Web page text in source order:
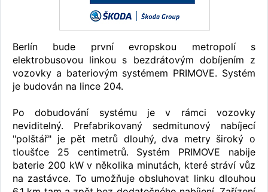
Berlín bude první evropskou metropolí s
elektrobusovou linkou s bezdrátovým dobíjením z
vozovky a bateriovým systémem PRIMOVE. Systém
je budován na lince 204.
Po dobudování systému je v rámci vozovky
neviditelný. Prefabrikovaný sedmitunový nabíjecí
"polštář" je pět metrů dlouhý, dva metry široký o
tloušťce 25 centimetrů. Systém PRIMOVE nabije
baterie 200 kW v několika minutách, které stráví vůz
na zastávce. To umožňuje obsluhovat linku dlouhou